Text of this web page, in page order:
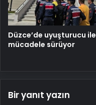
Düzce’de uyuşturucu ile
mücadele sürüyor
Bir yanıt yazın